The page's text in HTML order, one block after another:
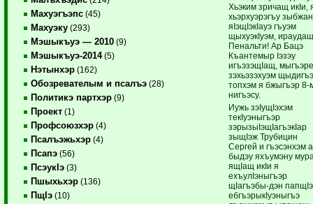
Махуэгъэпс (45)
Махуэку (293)
Мэшыкъуэ — 2010 (9)
Мэшыкъуэ-2014(5)
Нэтынхэр (162)
Обозревателым и псалъэ (28)
Политикэ партхэр (9)
Проект (1)
Профсоюзхэр (4)
Псалъэжьхэр (4)
Псапэ (56)
ПсэукIэ (3)
Пшыхьхэр (136)
ПщIэ (10)
Хьэким зричащ икIи,
хьэрхуэрэгъу
яIэщIэкIауэ гъуэм
щыхуэкIуэм,
Пенальти! Ар Бацэ
Къантемыр Iэзэу
игъэзэщIащ,
зэхьэзэхуэм
топхэм я бжыгъэр 8-
нигъэсу.
Иужь зэIущIэхэм
текIуэныгъэр
зэрызыIэщIагъэкIар
зыщIэж Трубицин
Сергей и гъэсэнхэм
быдэу яхъумэну
ящIащ икIи я
ехъулIэныгъэр
щIагъэбы-дэн
ебгъэрыкIуэныгъэ